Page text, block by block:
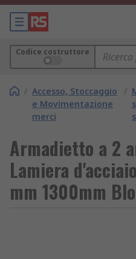
Codice costruttore
/ Accesso, Stoccaggio
e Movimentazione
merci
/
Armadietto a 2
Lamiera
mm 1300mm